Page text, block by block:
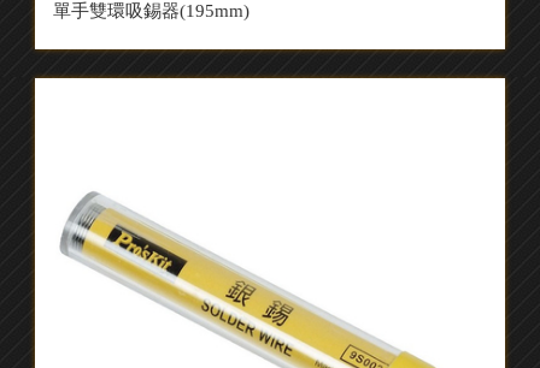
單手雙環吸錫器(195mm)